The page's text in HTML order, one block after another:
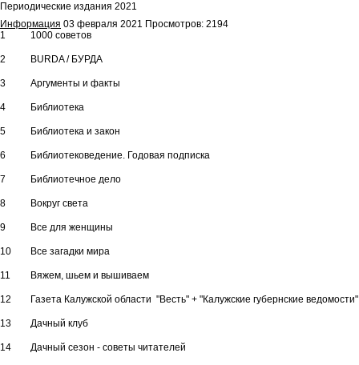
Периодические издания 2021
Информация 03 февраля 2021 Просмотров: 2194
1
1000 советов
2 BURDA / БУРДА
3 Аргументы и факты
4 Библиотека
5 Библиотека и закон
6 Библиотековедение. Годовая подписка
7 Библиотечное дело
8 Вокруг света
9 Все для женщины
10 Все загадки мира
11 Вяжем, шьем и вышиваем
12 Газета Калужской области "Весть" + "Калужские губернские ведомости"
13 Дачный клуб
14 Дачный сезон - советы читателей